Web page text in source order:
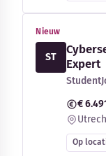
Nieuw
ST
Expert
€
Op